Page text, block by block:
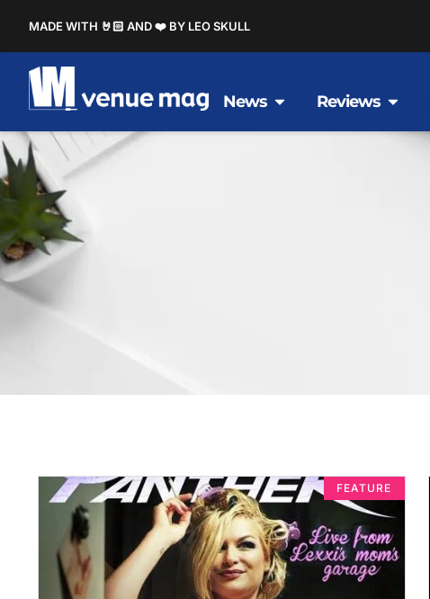
MADE WITH 🤘🏻 AND ❤️ BY LEO SKULL
News Reviews
FEATURE